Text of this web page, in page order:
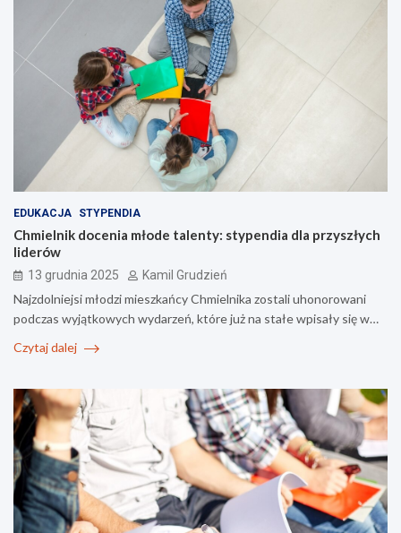
EDUKACJA STYPENDIA
Chmielnik docenia młode talenty: stypendia dla przyszłych
liderów
13 grudnia 2025 Kamil Grudzień
Najzdolniejsi młodzi mieszkańcy Chmielnika zostali uhonorowani
podczas wyjątkowych wydarzeń, które już na stałe wpisały się w…
Czytaj dalej